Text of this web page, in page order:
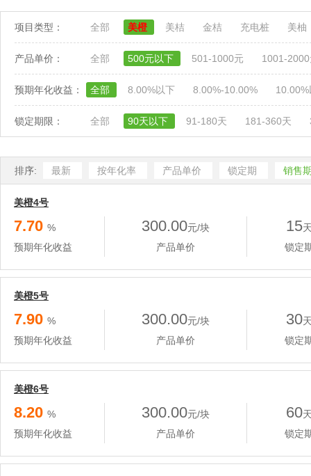
项目类型： 全部 美橙 美桔 金桔 充电桩 美柚
产品单价： 全部 500元以下 501-1000元 1001-
预期年化收益： 全部 8.00%以下 8.00%-10.00%
锁定期限： 全部 90天以下 91-180天 181-360天
排序: 最新 按年化率 产品单价 锁定期 销售
美橙4号
7.70 %
预期年化收益
300.00元/块
产品单价
15
锁定
美橙5号
7.90 %
预期年化收益
300.00元/块
产品单价
30
锁定
美橙6号
8.20 %
预期年化收益
300.00元/块
产品单价
60
锁定